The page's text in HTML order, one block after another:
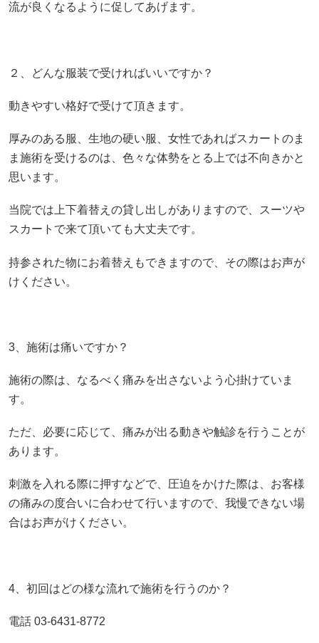
流が良くなるように促してあげます。
２、どんな服装で受ければいいですか？
動きやすい格好で受けて頂きます。
厚みのある服、生地の硬い服、女性であればスカートのま
ま施術を受けるのは、色々な体勢をとる上では不向きかと
思います。
当院では上下着替えの貸し出しがありますので、スーツや
スカートで来て頂いても大丈夫です。
持参された物にお着替えもできますので、その際はお声が
けください。
3、施術は痛いですか？
施術の際は、なるべく痛みを出さないよう心掛けていま
す。
ただ、必要に応じて、痛みが出る動きや触診を行うことが
あります。
刺激を入れる際に押すなどで、圧迫をかけた際は、お客様
の痛みの度合いに合わせて行いますので、我慢できない場
合はお声がけください。
4、初回はどの様な流れで施術を行うのか？
電話 03-6431-8772